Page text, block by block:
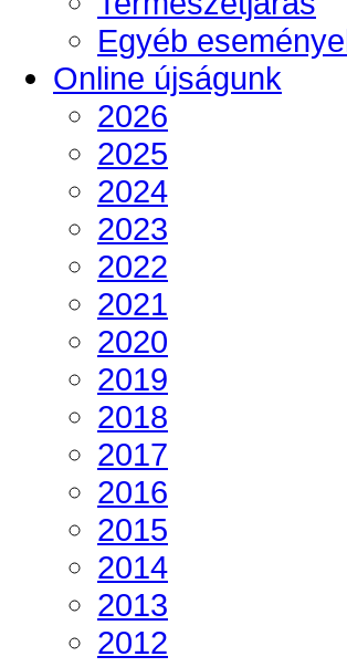
Egyéb
Online újságunk
2026
2025
2024
2023
2022
2021
2020
2019
2018
2017
2016
2015
2014
2013
2012